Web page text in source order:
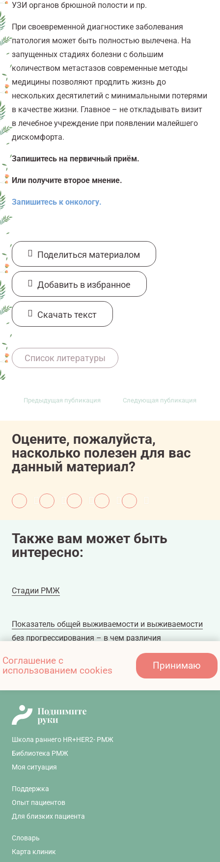
УЗИ органов брюшной полости и пр.
При своевременной диагностике заболевания
патология может быть полностью вылечена. На
запущенных стадиях болезни с большим
количеством метастазов современные методы
медицины позволяют продлить жизнь до
нескольких десятилетий с минимальными потерями
в качестве жизни. Главное – не откладывать визит
в лечебное учреждение при появлении малейшего
дискомфорта.
Запишитесь на первичный приём.
Или получите второе мнение.
Запишитесь к онкологу.
Поделиться материалом
Добавить в избранное
Cкачать текст
11607081/onco/web/03.26/0
Список литературы
Предыдущая публикация Следующая публикация
Оцените, пожалуйста,
насколько полезен для вас
данный материал?
Также вам может быть
интересно:
Стадии РМЖ
Показатель общей выживаемости и выживаемости
без прогрессирования – в чем различия
У меня метастатический РМЖ – что это значит?
Школа раннего HR+HER2- РМЖ
Библиотека РМЖ
Моя ситуация
Поддержка
Опыт пациентов
Для близких пациента
Словарь
Карта клиник
Соглашение с
использованием cookies
Принимаю